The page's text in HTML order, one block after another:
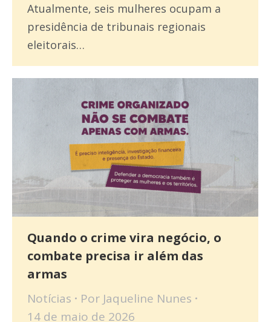
Atualmente, seis mulheres ocupam a
presidência de tribunais regionais
eleitorais…
Quando o crime vira negócio, o
combate precisa ir além das
armas
Notícias Por Jaqueline Nunes
14 de maio de 2026